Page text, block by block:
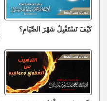
كَيْفَ نَسْتَقْبِلُ شَهْرَ الصِّيَامِ؟